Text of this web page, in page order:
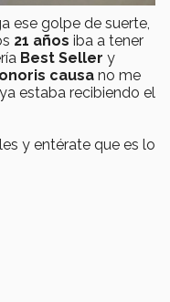
ese golpe de suerte,
21 años iba a tener
Best Seller y
causa no me
estaba recibiendo el
y entérate que es lo